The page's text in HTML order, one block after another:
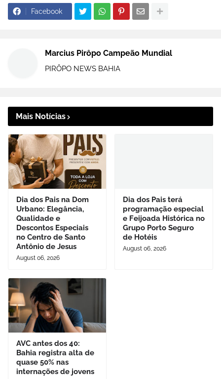
Facebook
Marcius Pirôpo Campeão Mundial
PIRÔPO NEWS BAHIA
Mais Notícias
Dia dos Pais na Dom
Urbano: Elegância,
Qualidade e
Descontos Especiais
no Centro de Santo
Antônio de Jesus
August 06, 2026
Dia dos Pais terá
programação especial
e Feijoada Histórica no
Grupo Porto Seguro
de Hotéis
August 06, 2026
AVC antes dos 40:
Bahia registra alta de
quase 50% nas
internações de jovens